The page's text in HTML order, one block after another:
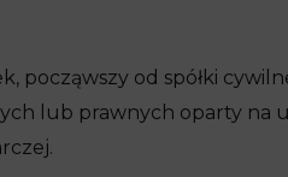
począwszy od spółki
lub prawnych oparty na